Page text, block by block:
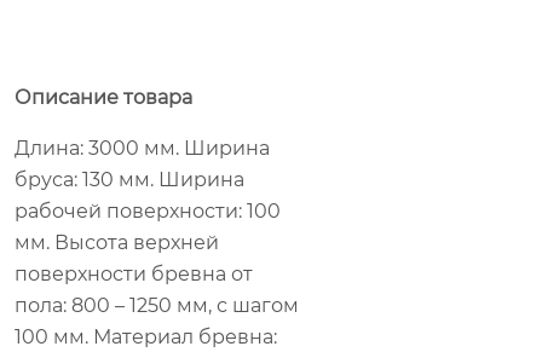
Описание товара
Длина: 3000 мм. Ширина
бруса: 130 мм. Ширина
рабочей поверхности: 100
мм. Высота верхней
поверхности бревна от
пола: 800 – 1250 мм, с шагом
100 мм. Материал бревна: